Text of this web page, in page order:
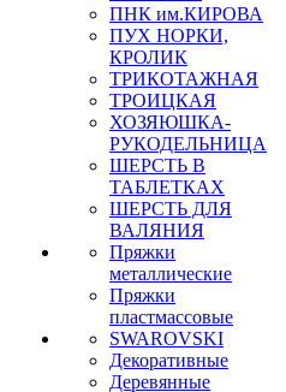
ПНК им.КИРОВА
ПУХ НОРКИ,
КРОЛИК
ТРИКОТАЖНАЯ
ТРОИЦКАЯ
ХОЗЯЮШКА-
РУКОДЕЛЬНИЦА
ШЕРСТЬ В
ТАБЛЕТКАХ
ШЕРСТЬ ДЛЯ
ВАЛЯНИЯ
Пряжки
металлические
Пряжки
пластмассовые
SWAROVSKI
Декоративные
Деревянные